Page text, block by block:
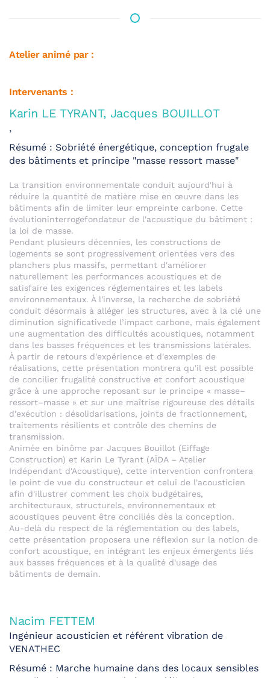
Atelier animé par :
Intervenants :
Karin LE TYRANT, Jacques BOUILLOT
,
Résumé : Sobriété énergétique, conception frugale
des bâtiments et principe "masse ressort masse"
La transition environnementale conduit aujourd'hui à
réduire la quantité de matière mise en œuvre dans les
bâtiments afin de limiter leur empreinte carbone. Cette
évolutioninterrogefondateur de l'acoustique du bâtiment :
la loi de masse.
Pendant plusieurs décennies, les constructions de
logements se sont progressivement orientées vers des
planchers plus massifs, permettant d'améliorer
naturellement les performances acoustiques et de
satisfaire les exigences réglementaires et les labels
environnementaux. À l'inverse, la recherche de sobriété
conduit désormais à alléger les structures, avec à la clé une
diminution significativede l’impact carbone, mais également
une augmentation des difficultés acoustiques, notamment
dans les basses fréquences et les transmissions latérales.
À partir de retours d'expérience et d'exemples de
réalisations, cette présentation montrera qu'il est possible
de concilier frugalité constructive et confort acoustique
grâce à une approche reposant sur le principe « masse–
ressort–masse » et sur une maîtrise rigoureuse des détails
d'exécution : désolidarisations, joints de fractionnement,
traitements résilients et contrôle des chemins de
transmission.
Animée en binôme par Jacques Bouillot (Eiffage
Construction) et Karin Le Tyrant (AÏDA – Atelier
Indépendant d'Acoustique), cette intervention confrontera
le point de vue du constructeur et celui de l'acousticien
afin d'illustrer comment les choix budgétaires,
architecturaux, structurels, environnementaux et
acoustiques peuvent être conciliés dès la conception.
Au-delà du respect de la réglementation ou des labels,
cette présentation proposera une réflexion sur la notion de
confort acoustique, en intégrant les enjeux émergents liés
aux basses fréquences et à la qualité d'usage des
bâtiments de demain.
Nacim FETTEM
Ingénieur acousticien et référent vibration de
VENATHEC
Résumé : Marche humaine dans des locaux sensibles